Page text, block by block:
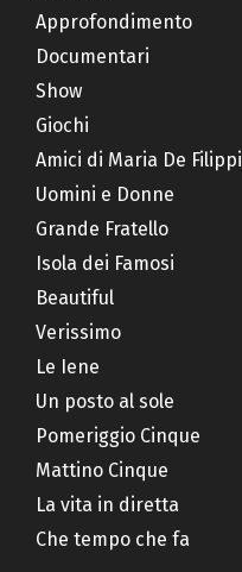
Approfondimento
Documentari
Show
Giochi
Amici di Maria De Filippi
Uomini e Donne
Grande Fratello
Isola dei Famosi
Beautiful
Verissimo
Le Iene
Un posto al sole
Pomeriggio Cinque
Mattino Cinque
La vita in diretta
Che tempo che fa